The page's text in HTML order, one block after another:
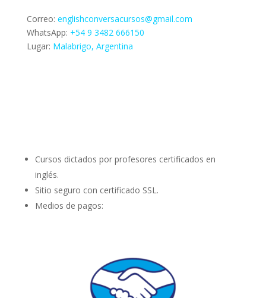
Correo: englishconversacursos@gmail.com
WhatsApp: +54 9 3482 666150
Lugar: Malabrigo, Argentina
Cursos dictados por profesores certificados en
inglés.
Sitio seguro con certificado SSL.
Medios de pagos: